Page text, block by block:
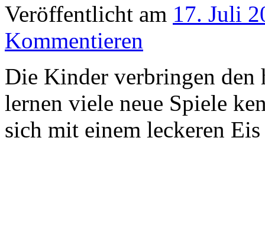
Veröffentlicht am 17. Juli
Kommentieren
Die Kinder verbringen
lernen viele neue Spiele
sich mit einem leckeren Eis